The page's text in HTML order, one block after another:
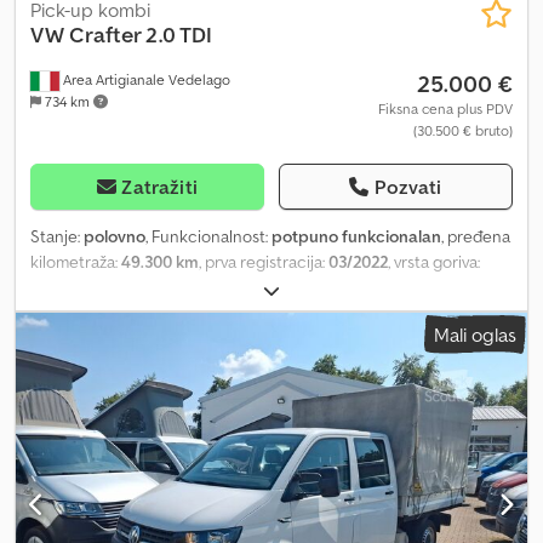
Area Artigianale Vedelago
734 km
Pick-up kombi
VWCrafter 2.0 TDI
25.000 €
Fiksna cena plus PDV
(30.500 € bruto)
Zatražiti Pozvati
Stanje: polovno, Funkcionalnost: potpuno funkcionalan, pređena
kilometraža:49.300 km, prva registracija:03/2022, vrsta goriva:
1.370 kg
konfiguracija osovina:4x2, gorivo:dizel, energetska efikasnost:D,
, broj sedišta:3,
ukupna dužina:
, ukupna širina:2.098 mm, dužina
tovarnog prostora:3.500 mm, širina utovarnog prostora:2.040
mm, visina tovarnog prostora: 400 mm , Oprema:
ABS, Android
Auto, Apple CarPlay, Bluetooth, centralno zaključavanje,
električno podesivo ogledalo, električno podešavanje prozora,
elektronski program stabilnosti (ESP), klima uređaj, registracija
kamiona, servo upravljač, ugrađeni računar, vazdušni jastuk,
Mali oglas